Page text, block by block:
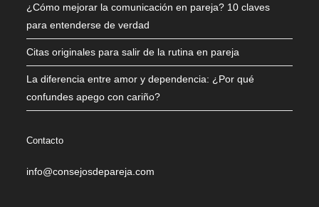
¿Cómo mejorar la comunicación en pareja? 10 claves
para entenderse de verdad
Citas originales para salir de la rutina en pareja
La diferencia entre amor y dependencia: ¿Por qué
confundes apego con cariño?
Contacto
info@consejosdepareja.com